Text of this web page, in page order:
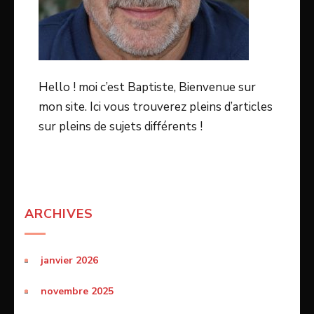
Hello ! moi c’est Baptiste, Bienvenue sur
mon site. Ici vous trouverez pleins d’articles
sur pleins de sujets différents !
ARCHIVES
janvier 2026
novembre 2025